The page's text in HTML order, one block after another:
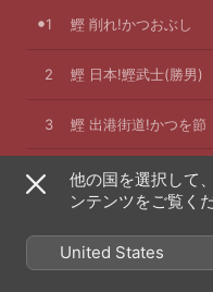
1 鰹 削れ!かつおぶし
2 鰹 日本!鰹武士(勝男)
3 鰹 出港街道!かつを節
2005年5月25日
℗ 2005 USM JAPAN,  a
他の国を選択して
ンテンツをご覧く
United States